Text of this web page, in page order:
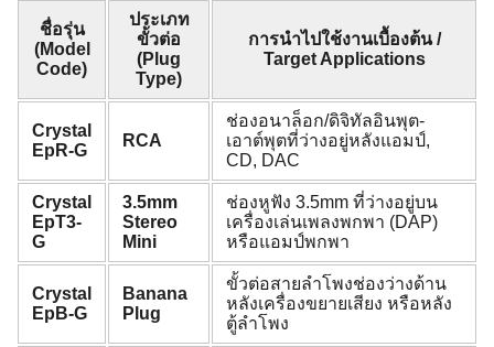
ชื่อรุ่น
(Model
Code)
ประเภท
ขั้วต่อ
(Plug
Type)
การนำไปใช้งานเบื้องต้น /
Target Applications
Crystal
EpR-G
RCA
ช่องอนาล็อก/ดิจิทัลอินพุต-
เอาต์พุตที่ว่างอยู่หลังแอมป์,
CD, DAC
Crystal
EpT3-
G
3.5mm
Stereo
Mini
ช่องหูฟัง 3.5mm ที่ว่างอยู่บน
เครื่องเล่นเพลงพกพา (DAP)
หรือแอมป์พกพา
Crystal
EpB-G
Banana
Plug
ขั้วต่อสายลำโพงช่องว่างด้าน
หลังเครื่องขยายเสียง หรือหลัง
ตู้ลำโพง